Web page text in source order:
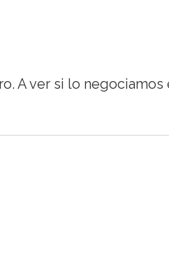
A ver si lo negociamos